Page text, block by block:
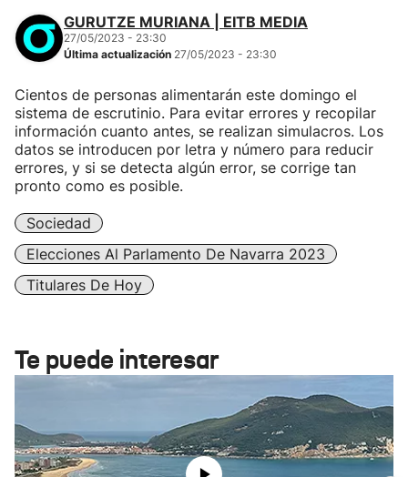
GURUTZE MURIANA | EITB MEDIA
27/05/2023 - 23:30
Última actualización 27/05/2023 - 23:30
Cientos de personas alimentarán este domingo el
sistema de escrutinio. Para evitar errores y recopilar
información cuanto antes, se realizan simulacros. Los
datos se introducen por letra y número para reducir
errores, y si se detecta algún error, se corrige tan
pronto como es posible.
Sociedad
Elecciones Al Parlamento De Navarra 2023
Titulares De Hoy
Te puede interesar